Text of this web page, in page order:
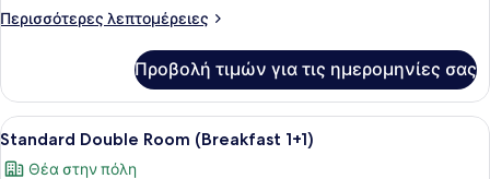
Double
Περισσότερες λεπτομέρειες
Περισσότερες
Breakfast
for
2_Standard
Προβολή τιμών για τις ημερομηνίες σας
Προβολή
όλων
Ένα τραπέζι στρωμένο με
6
Standard Double Room (Breakfast 1+1)
Θέα στην πόλη